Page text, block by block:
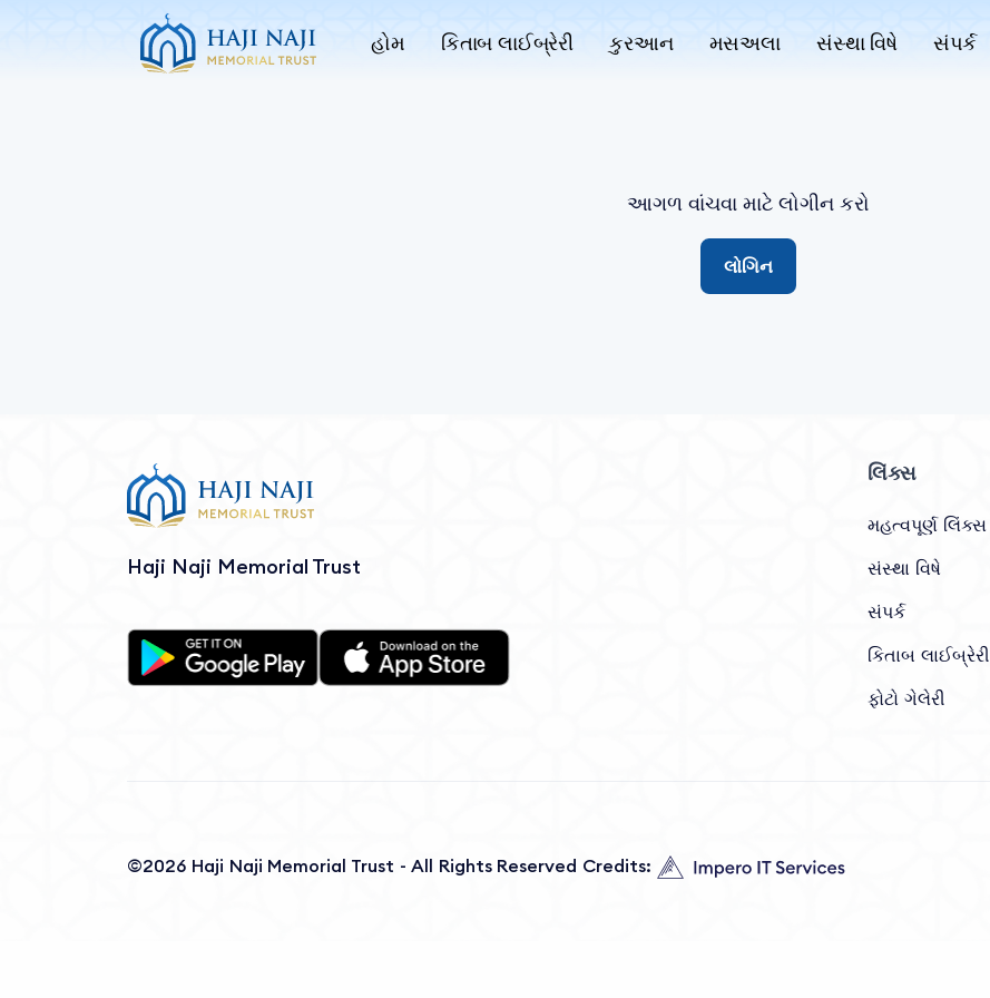
હોમ કિતાબ લાઈબ્રેરી કુરઆન મસઅલા સંસ્થા વિષે સંપર્ક
આગળ વાંચવા માટે લોગીન કરો
લોગિન
Haji Naji Memorial Trust
લિંક્સ
મહત્વપૂર્ણ લિંક્સ
સંસ્થા વિષે
સંપર્ક
કિતાબ લાઈબ્રેરી
ફોટો ગેલેરી
©2026 Haji Naji Memorial Trust - All Rights Reserved Credits: